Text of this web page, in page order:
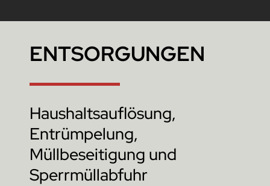
ENTSORGUNGEN
Haushaltsauflösung,
Entrümpelung,
Müllbeseitigung und
Sperrmüllabfuhr